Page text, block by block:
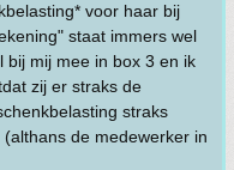
voor haar bij
staat immers wel
bij mij mee in box 3 en ik
zij er straks de
straks
de medewerker in